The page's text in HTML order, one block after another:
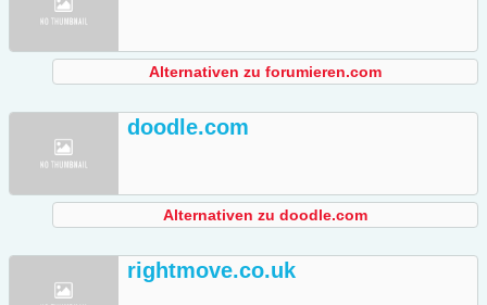
Alternativen zu forumieren.com
doodle.com
Alternativen zu doodle.com
rightmove.co.uk